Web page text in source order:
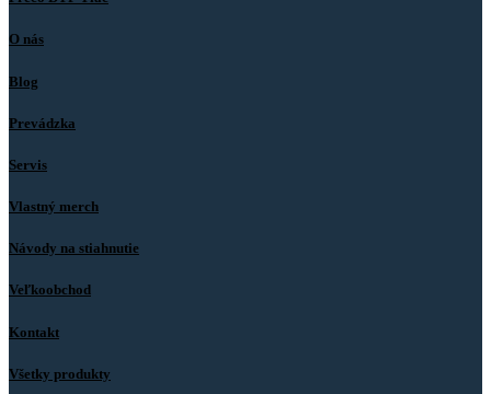
O nás
Blog
Prevádzka
Servis
Vlastný merch
Návody na stiahnutie
Veľkoobchod
Kontakt
Všetky produkty